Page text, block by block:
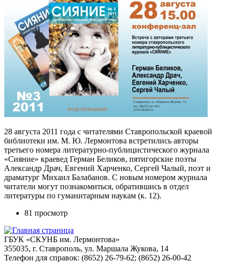
28 августа 2011 года с читателями Ставропольской краевой
библиотеки им. М. Ю. Лермонтова встретились авторы
третьего номера литературно-публицистического журнала
«Сияние» краевед Герман Беликов, пятигорские поэты
Александр Драч, Евгений Харченко, Сергей Чалый, поэт и
драматург Михаил Балабанов. С новым номером журнала
читатели могут познакомиться, обратившись в отдел
литературы по гуманитарным наукам (к. 12).
81 просмотр
ГБУК «СКУНБ им. Лермонтова»
355035, г. Ставрополь, ул. Маршала Жукова, 14
Телефон для справок: (8652) 26-79-62; (8652) 26-00-42